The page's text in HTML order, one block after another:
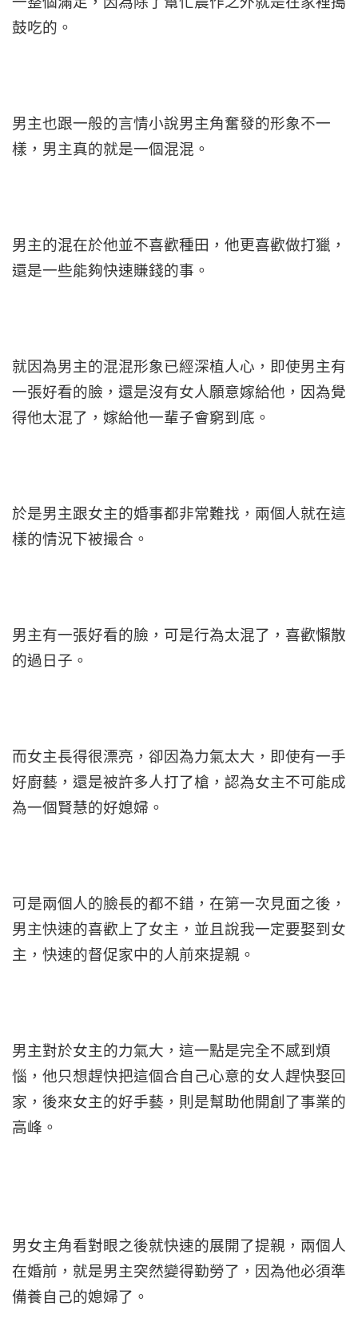
鼓吃的。
男主也跟一般的言情小說男主角奮發的形象不一
樣，男主真的就是一個混混。
男主的混在於他並不喜歡種田，他更喜歡做打獵，
還是一些能夠快速賺錢的事。
就因為男主的混混形象已經深植人心，即使男主有
一張好看的臉，還是沒有女人願意嫁給他，因為覺
得他太混了，嫁給他一輩子會窮到底。
於是男主跟女主的婚事都非常難找，兩個人就在這
樣的情況下被撮合。
男主有一張好看的臉，可是行為太混了，喜歡懶散
的過日子。
而女主長得很漂亮，卻因為力氣太大，即使有一手
好廚藝，還是被許多人打了槍，認為女主不可能成
為一個賢慧的好媳婦。
可是兩個人的臉長的都不錯，在第一次見面之後，
男主快速的喜歡上了女主，並且說我一定要娶到女
主，快速的督促家中的人前來提親。
男主對於女主的力氣大，這一點是完全不感到煩
惱，他只想趕快把這個合自己心意的女人趕快娶回
家，後來女主的好手藝，則是幫助他開創了事業的
高峰。
男女主角看對眼之後就快速的展開了提親，兩個人
在婚前，就是男主突然變得勤勞了，因為他必須準
備養自己的媳婦了。